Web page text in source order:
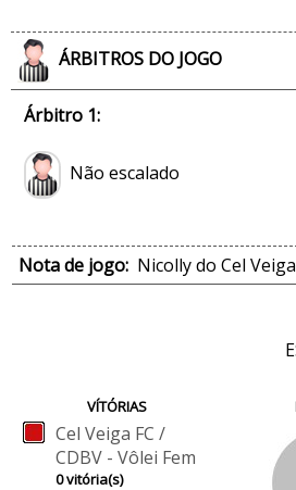
ÁRBITROS DO JOGO
Árbitro 1:
Não escalado
Nota de jogo: Nicolly do Cel
VÍTÓRIAS
Cel Veiga FC /
CDBV - Vôlei Fem
0 vitória(s)